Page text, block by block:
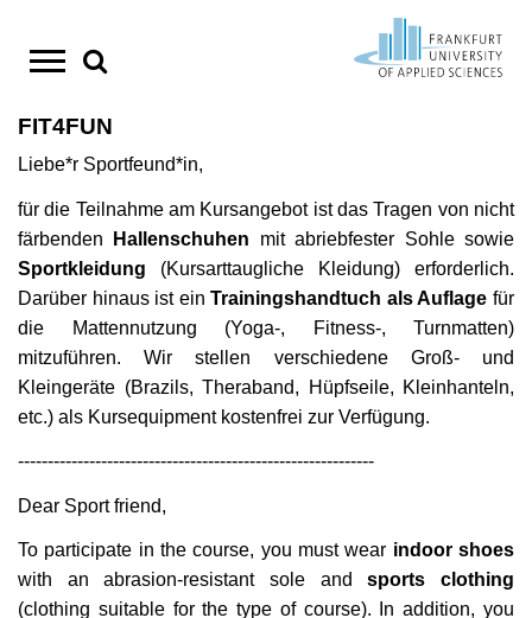
springen
Studium
Studienstart Erstsemester
Info-Center
Studiengänge im Überblick
Bachelor-Studiengänge
Master-Studiengänge
Duale Studiengänge
Studienorganisation
Bewerbung und Einschreibung
Internationale Zulassung
StudyCompass - Beratungs- und
Unterstützungsangebote
Termine & Aktuelles
Studienwahl
Einschreibung
Studienvorbereitung
Studienstart
Studienverlauf
Career Services
International Affairs
Über StudyCompass
Forschung / Einstieg
Forschungsschwerpunkte
Kompetenzzentren
Forschen in Europa
Forschungsbericht
Forschungsdatenmanagement
Promotionsförderung
Jobportal
Preise
Ansprechpersonen
Wissens- und Technologietransfer
Transferstrategie
Kooperationen
Transferprojekte
Existenzgründung
HoST
CampusSport
Sportprogramm im Sommersemester
Wettkampfsport
Ferienprogramm
Aktuelles
Amtliche Mitteilungen
Cannabis und Alkohol auf dem Campus
Deutschlandstipendium
Essen und Trinken am Campus
Hochschulpreis für Exzellenz in der Lehre
Lageplan und Anfahrt
Nachrichten-RSS abonnieren
News für Studierende
Pressemitteilungen
Suche
Personensuche
FIT4FUN
Liebe*r Sportfeund*in,
für die Teilnahme am Kursangebot ist das Tragen von nicht
färbenden
Hallenschuhen mit abriebfester Sohle sowie
Sportkleidung (Kursarttaugliche Kleidung) erforderlich.
Darüber hinaus ist einTrainingshandtuch als Auflage für
die Mattennutzung (Yoga-, Fitness-, Turnmatten)
mitzuführen. Wir stellen verschiedene Groß- und
Kleingeräte (Brazils, Theraband, Hüpfseile, Kleinhanteln,
etc.) als Kursequipment kostenfrei zur Verfügung.
------------------------------------------------------------
Dear Sport friend,
To participate in the course, you must wear indoor shoes
with an abrasion-resistant sole andsports clothing
(clothing suitable for the type of course). In addition, you